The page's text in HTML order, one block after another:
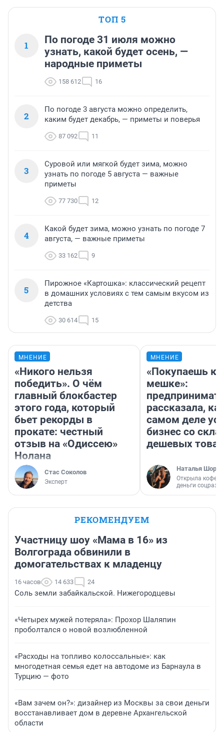
ТОП 5
1
По погоде 31 июля можно
узнать, какой будет осень, —
народные приметы
158 612 16
2
По погоде 3 августа можно определить,
каким будет декабрь, — приметы и поверья
87 092 11
3
Суровой или мягкой будет зима, можно
узнать по погоде 5 августа — важные
приметы
77 730 12
4
Какой будет зима, можно узнать по погоде 7
августа, — важные приметы
33 162 9
5
Пирожное «Картошка»: классический рецепт
в домашних условиях с тем самым вкусом из
детства
30 614 15
МНЕНИЕ
«Никого нельзя
победить». О чём
главный блокбастер
этого года, который
бьет рекорды в
прокате: честный
отзыв на «Одиссею»
Нолана
Стас Соколов
Эксперт
МНЕНИЕ
«Покупаешь
мешке»:
рассказала,
самом деле
бизнес со
дешевых
Наталья
Открыла
деньги
РЕКОМЕНДУЕМ
Участницу шоу «Мама в 16» из
Волгограда обвинили в
домогательствах к младенцу
16 часов 14 633 24
Соль земли забайкальской. Нижегородцевы
«Четырех мужей потеряла»: Прохор Шаляпин
проболтался о новой возлюбленной
«Расходы на топливо колоссальные»: как
многодетная семья едет на автодоме из Барнаула в
Турцию — фото
«Вам зачем он?»: дизайнер из Москвы за свои деньги
восстанавливает дом в деревне Архангельской
области